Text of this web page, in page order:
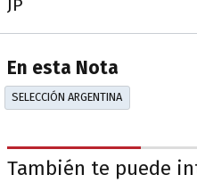
JP
En esta Nota
SELECCIÓN ARGENTINA
También te puede